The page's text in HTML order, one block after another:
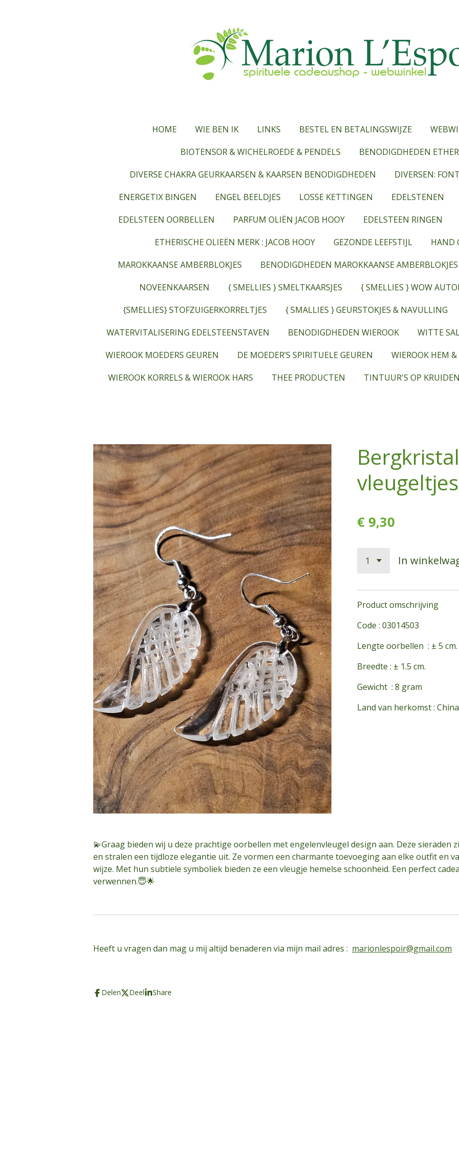
HOME WIE BEN IK LINKS BESTEL EN BETALINGSWIJZE
BIOTENSOR & WICHELROEDE & PENDELS
BENODIGDHEDEN
DIVERSE CHAKRA GEURKAARSEN & KAARSEN BENODIGDHEDEN
DIVERSEN:
ENERGETIX BINGEN
ENGEL BEELDJES LOSSE KETTINGEN EDELSTENEN
EDELSTEEN OORBELLEN
PARFUM OLIËN JACOB HOOY EDELSTEEN RINGEN
ETHERISCHE OLIEËN MERK : JACOB HOOY
GEZONDE LEEFSTIJL
HAND
MAROKKAANSE AMBERBLOKJES
BENODIGDHEDEN MAROKKAANSE AMBERBLOKJES
NOVEENKAARSEN
{ SMELLIES } SMELTKAARSJES
{ SMELLIES } WOW
{SMELLIES} STOFZUIGERKORRELTJES
{ SMALLIES } GEURSTOKJES & NAVULLING
WATERVITALISERING EDELSTEENSTAVEN
BENODIGDHEDEN WIEROOK
WITTE
WIEROOK MOEDERS GEUREN
DE MOEDER’S SPIRITUELE GEUREN WIEROOK HEM
WIEROOK KORRELS & WIEROOK HARS
THEE PRODUCTEN TINTUUR'S OP
€ 9,30
In
Product omschrijving
Code : 03014503
Lengte oorbellen : ± 5 cm.
Breedte : ± 1.5 cm.
Gewicht : 8 gram
Land van herkomst : China
💫Graag bieden wij u deze prachtige oorbellen met engelenvleugel design aan. Deze sieraden
en stralen een tijdloze elegantie uit. Ze vormen een charmante toevoeging aan elke outfit en
wijze. Met hun subtiele symboliek bieden ze een vleugje hemelse schoonheid. Een perfect
verwennen.😇🌟
Heeft u vragen dan mag u mij altijd benaderen via mijn mail adres : marionlespoir@gmail.com
Delen Deel Share